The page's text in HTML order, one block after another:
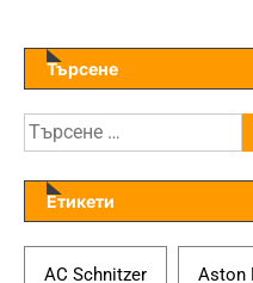
Търсене
Търсене
за:
Етикети
AC Schnitzer Aston